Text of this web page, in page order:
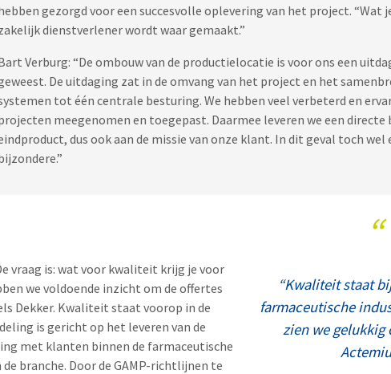
gezorgd voor een succesvolle oplevering van het project. “Wat
dienstverlener wordt waar gemaakt.”
Verburg: “De ombouw van de productielocatie is voor ons een
De uitdaging zat in de omvang van het project en het
tot één centrale besturing. We hebben veel verbeterd en
meegenomen en toegepast. Daarmee leveren we een directe
dus ook aan de missie van onze klant. In dit geval toch wel
vraag is: wat voor kwaliteit krijg je voor
we voldoende inzicht om de offertes
Dekker. Kwaliteit staat voorop in de
is gericht op het leveren van de
met klanten binnen de farmaceutische
branche. Door de GAMP-richtlijnen te
“
“Kwaliteit staat
farmaceutische
zien we gelukkig